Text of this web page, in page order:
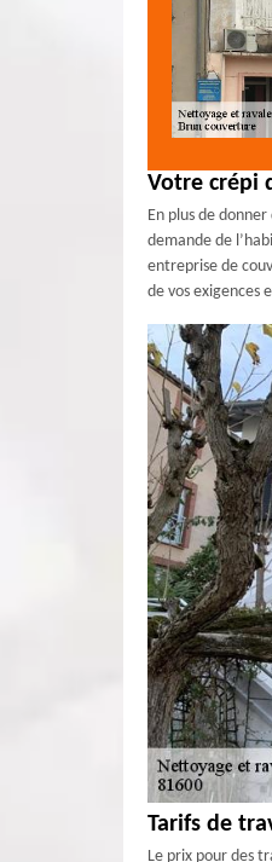
Votre crépi
En plus de
demande de
entreprise de
de vos exigences
Tarifs de
Le prix pour des